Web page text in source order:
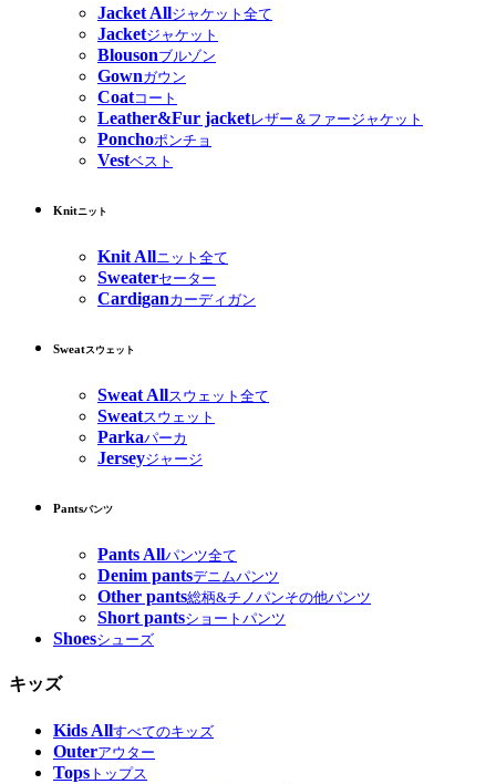
Jacket Allジャケット全て
Jacketジャケット
Blousonブルゾン
Gownガウン
Coatコート
Leather&Fur jacketレザー＆ファージャケット
Ponchoポンチョ
Vestベスト
Knitニット
Knit Allニット全て
Sweaterセーター
Cardiganカーディガン
Sweatスウェット
Sweat Allスウェット全て
Sweatスウェット
Parkaパーカ
Jerseyジャージ
Pantsパンツ
Pants Allパンツ全て
Denim pantsデニムパンツ
Other pants総柄&チノパンその他パンツ
Short pantsショートパンツ
Shoesシューズ
キッズ
Kids Allすべてのキッズ
Outerアウター
Tops トップス